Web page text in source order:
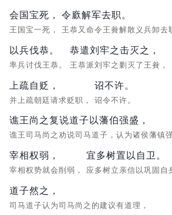
会国宝死，
王国宝一死，
令廞解军去职。
王恭又命令王貵解散义兵卸去
以兵伐恭。
率兵讨伐王恭。
恭遣刘牢之击灭之，
王恭派刘牢之剿灭了王貵，
上疏自贬，
并上疏朝廷请求贬职，
诏不许。
诏令不许。
谯王尚之复说道子以藩伯强盛，
谯王司马尚之劝说司马道子，认为诸侯藩镇
宰相权弱，
宰相权势就会削弱，
宜多树置以自卫。
应多树立亲信以巩固自
道子然之，
司马道子认为司马尚之的建议有道理，